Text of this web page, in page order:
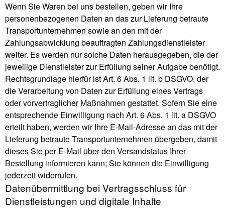
Wenn Sie Waren bei uns bestellen, geben wir Ihre
personenbezogenen Daten an das zur Lieferung betraute
Transportunternehmen sowie an den mit der
Zahlungsabwicklung beauftragten Zahlungsdienstleister
weiter. Es werden nur solche Daten herausgegeben, die der
jeweilige Dienstleister zur Erfüllung seiner Aufgabe benötigt.
Rechtsgrundlage hierfür ist Art. 6 Abs. 1 lit. b DSGVO, der
die Verarbeitung von Daten zur Erfüllung eines Vertrags
oder vorvertraglicher Maßnahmen gestattet. Sofern Sie eine
entsprechende Einwilligung nach Art. 6 Abs. 1 lit. a DSGVO
erteilt haben, werden wir Ihre E-Mail-Adresse an das mit der
Lieferung betraute Transportunternehmen übergeben, damit
dieses Sie per E-Mail über den Versandstatus Ihrer
Bestellung informieren kann; Sie können die Einwilligung
jederzeit widerrufen.
Daten­übermittlung bei Vertragsschluss für
Dienstleistungen und digitale Inhalte